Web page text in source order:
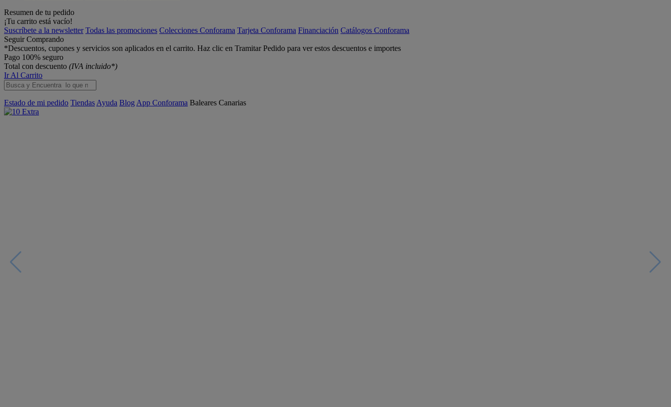
Resumen de tu pedido
¡Tu carrito está vacío!
Suscríbete a la newsletter Todas las promociones Colecciones Conforama Tarjeta Conforama Financiación Catálogos Conforama
Seguir Comprando
*Descuentos, cupones y servicios son aplicados en el carrito. Haz clic en Tramitar Pedido para ver estos descuentos e importes
Pago 100% seguro
Total con descuento (IVA incluido*)
Ir Al Carrito
Estado de mi pedido Tiendas Ayuda Blog App Conforama Baleares Canarias